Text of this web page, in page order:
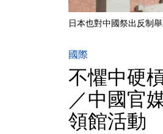
日本也對中國祭出反制
國際
不懼中硬
／中國官
領館活動